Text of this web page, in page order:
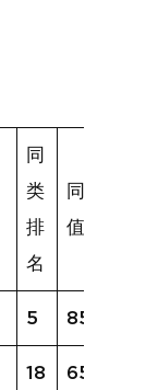
同
类
排
名
同类均
值
5 85%
18 65.8g